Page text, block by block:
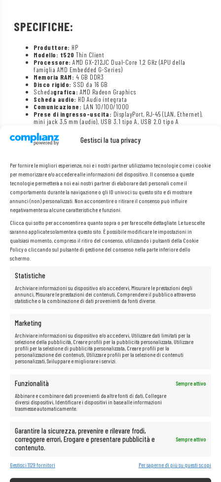
Gestisci la tua privacy
Per fornire le migliori esperienze, noi e i nostri partner utilizziamo tecnologie come i cookie
per memorizzare e/o accedere alle informazioni del dispositivo. Il consenso a queste
tecnologie permetterà a noi e ai nostri partner di elaborare dati personali come il
comportamento durante la navigazione o gli ID univoci su questo sito e di mostrare
annunci (non) personalizzati. Non acconsentire o ritirare il consenso può influire
negativamente su alcune caratteristiche e funzioni.
Clicca qui sotto per acconsentire a quanto sopra o per fare scelte dettagliate. Le tue scelte
saranno applicate solamente a questo sito. È possibile modificare le impostazioni in
qualsiasi momento, compreso il ritiro del consenso, utilizzando i pulsanti della Cookie
Policy o cliccando sul pulsante di gestione del consenso nella parte inferiore dello
schermo.
Statistiche
Archiviare informazioni su dispositivo e/o accedervi, Misurare le prestazioni degli
annunci, Misurare le prestazioni dei contenuti, Comprendere il pubblico attraverso
statistiche o la combinazione di dati provenienti da fonti diverse.
Marketing
Archiviare informazioni su dispositivo e/o accedervi, Utilizzare dati limitati per la
selezione della pubblicità, Creare profili per la pubblicità personalizzata, Utilizzare
profili per la selezione di pubblicità personalizzata, Creare profili per la
personalizzazione dei contenuti, Utilizzare profili per la selezione di contenuti
personalizzati, Sviluppare e migliorare i servizi.
Funzionalità
Sempre attivo
Abbinare e combinare dati provenienti da altre fonti di dati, Collegare
diversi dispositivi, Identificare i dispositivi in base alle informazioni
trasmesse automaticamente.
Garantire la sicurezza, prevenire e rilevare frodi,
correggere errori, Erogare e presentare pubblicità e
contenuto.
Sempre attivo
Gestisci 1129 fornitori Per saperne di più su questi scopi
SPECIFICHE:
Produttore: HP
Modello: t520Thin Client
Processore: AMD GX-212JC Dual-Core 1,2 GHz (APU della
famiglia AMD Embedded G-Series)
Memoria RAM: 4 GB DDR3
Disco rigido: SSD da 16 GB
Schedagrafica: AMD Radeon Graphics
Scheda audio: HD Audio integrata
Comunicazione: LAN 10/100/1000
Prese di ingresso-uscita: DisplayPort, RJ-45 (LAN, Ethernet),
mini jack 3,5 mm (audio), USB 3.1 tipo A, USB 2.0 tipo A
Informazioni aggiuntive:
senza supporto, senza alimentatore